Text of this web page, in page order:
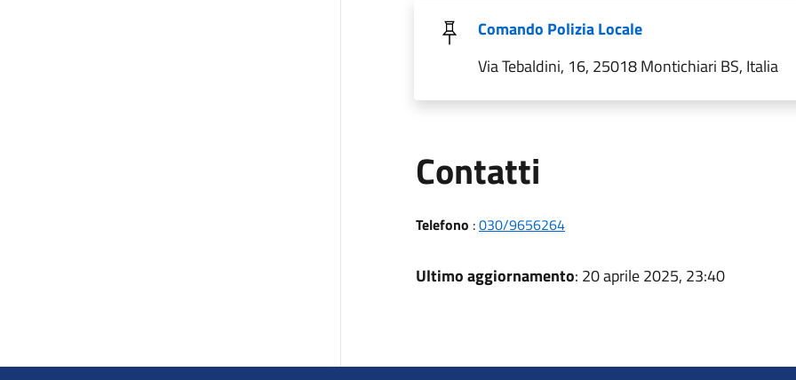
Comando Polizia Locale
Via Tebaldini, 16, 25018 Montichiari BS, Italia
Contatti
Telefono :030/9656264
Ultimo aggiornamento: 20 aprile 2025, 23:40